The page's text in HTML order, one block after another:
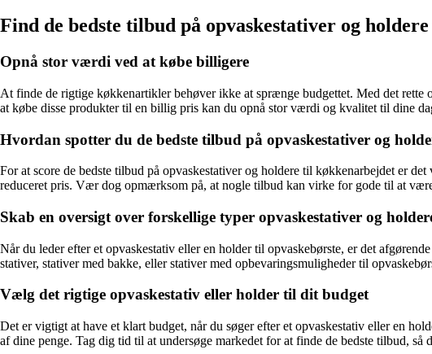
Find de bedste tilbud på opvaskestativer og
Opnå stor værdi ved at købe billigere
At finde de rigtige køkkenartikler behøver ikke at sprænge budgettet. Med det
at købe disse produkter til en billig pris kan du opnå stor værdi og kvalitet til dine
Hvordan spotter du de bedste tilbud på opvaskestativer og
For at score de bedste tilbud på opvaskestativer og holdere til køkkenarbejdet er
reduceret pris. Vær dog opmærksom på, at nogle tilbud kan virke for gode til at
Skab en oversigt over forskellige typer opvaskestativer og
Når du leder efter et opvaskestativ eller en holder til opvaskebørste, er det
stativer, stativer med bakke, eller stativer med opbevaringsmuligheder til
Vælg det rigtige opvaskestativ eller holder til dit budget
Det er vigtigt at have et klart budget, når du søger efter et opvaskestativ eller en
af dine penge. Tag dig tid til at undersøge markedet for at finde de bedste tilbud,